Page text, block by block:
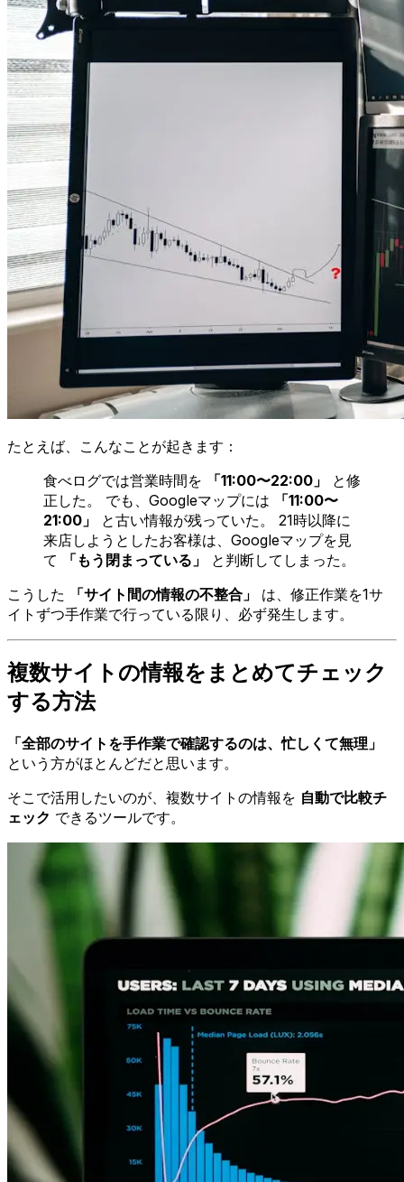
たとえば、こんなことが起きます：
食べログでは営業時間を
「11:00〜22:00」
と修
正した。 でも、Googleマップには
「11:00〜
21:00」
と古い情報が残っていた。 21時以降に
来店しようとしたお客様は、Googleマップを見
て
「もう閉まっている」
と判断してしまった。
こうした
「サイト間の情報の不整合」
は、修正作業を1サ
イトずつ手作業で行っている限り、必ず発生します。
複数サイトの情報をまとめてチェック
する方法
「全部のサイトを手作業で確認するのは、忙しくて無理」
という方がほとんどだと思います。
そこで活用したいのが、複数サイトの情報を 自動で比較チ
ェック できるツールです。